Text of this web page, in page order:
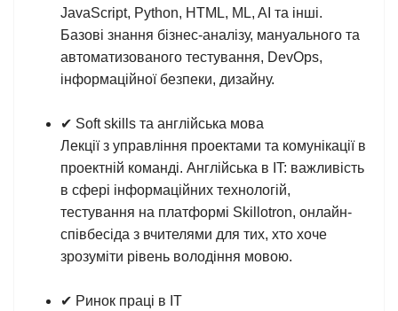
JavaScript, Python, HTML, ML, AI та інші.
Базові знання бізнес-аналізу, мануального та
автоматизованого тестування, DevOps,
інформаційної безпеки, дизайну.
✔ Soft skills та англійська мова
Лекції з управління проектами та комунікації в
проектній команді. Англійська в IT: важливість
в сфері інформаційних технологій,
тестування на платформі Skillotron, онлайн-
співбесіда з вчителями для тих, хто хоче
зрозуміти рівень володіння мовою.
✔ Ринок праці в IT